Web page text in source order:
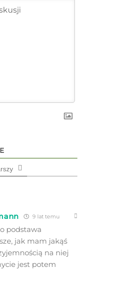
9 lat temu
podstawa
jak mam jakąś
na niej
jest potem